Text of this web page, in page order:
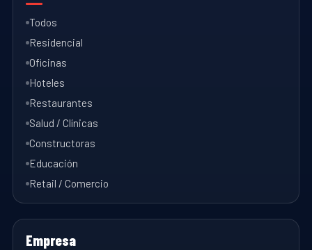
Todos
Residencial
Oficinas
Hoteles
Restaurantes
Salud / Clínicas
Constructoras
Educación
Retail / Comercio
Empresa